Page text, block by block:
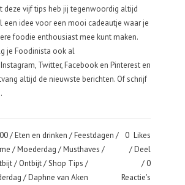
deze vijf tips heb jij tegenwoordig altijd
een idee voor een mooi cadeautje waar je
foodie enthousiast mee kunt maken.
je Foodinista ook al
Twitter, Facebook en Pinterest en
altijd de nieuwste berichten. Of schrijf
/Eten en drinken /Feestdagen /
/Moederdag /Musthaves /
/ Ontbijt/Shop Tips /
/ Daphne van Aken
0 Likes
Deel
0
Reactie's